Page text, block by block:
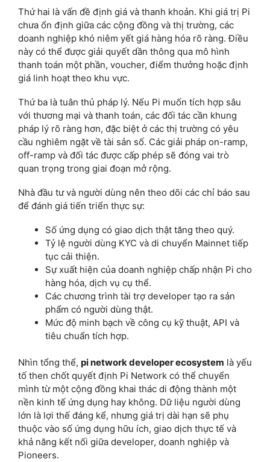
Thứ hai là vấn đề định giá và thanh khoản. Khi giá trị Pi
chưa ổn định giữa các cộng đồng và thị trường, các
doanh nghiệp khó niêm yết giá hàng hóa rõ ràng. Điều
này có thể được giải quyết dần thông qua mô hình
thanh toán một phần, voucher, điểm thưởng hoặc định
giá linh hoạt theo khu vực.
Thứ ba là tuân thủ pháp lý. Nếu Pi muốn tích hợp sâu
với thương mại và thanh toán, các đối tác cần khung
pháp lý rõ ràng hơn, đặc biệt ở các thị trường có yêu
cầu nghiêm ngặt về tài sản số. Các giải pháp on-ramp,
off-ramp và đối tác được cấp phép sẽ đóng vai trò
quan trọng trong giai đoạn mở rộng.
Nhà đầu tư và người dùng nên theo dõi các chỉ báo sau
để đánh giá tiến triển thực sự:
Số ứng dụng có giao dịch thật tăng theo quý.
Tỷ lệ người dùng KYC và di chuyển Mainnet tiếp
tục cải thiện.
Sự xuất hiện của doanh nghiệp chấp nhận Pi cho
hàng hóa, dịch vụ cụ thể.
Các chương trình tài trợ developer tạo ra sản
phẩm có người dùng thật.
Mức độ minh bạch về công cụ kỹ thuật, API và
tiêu chuẩn tích hợp.
Nhìn tổng thể, pi network developer ecosystem là yếu
tố then chốt quyết định Pi Network có thể chuyển
mình từ một cộng đồng khai thác di động thành một
nền kinh tế ứng dụng hay không. Dữ liệu người dùng
lớn là lợi thế đáng kể, nhưng giá trị dài hạn sẽ phụ
thuộc vào số ứng dụng hữu ích, giao dịch thực tế và
khả năng kết nối giữa developer, doanh nghiệp và
Pioneers.